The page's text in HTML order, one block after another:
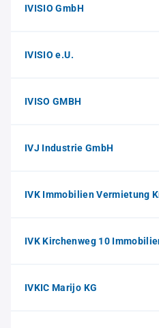
IVISIO GmbH
IVISIO e.U.
IVISO GMBH
IVJ Industrie GmbH
IVK Immobilien Vermietung
IVK Kirchenweg 10
IVKIC Marijo KG